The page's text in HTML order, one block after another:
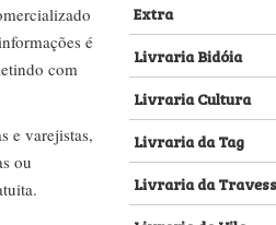
é
com
e varejistas,
ou
Extra
Livraria Bidóia
Livraria Cultura
Livraria da Tag
Livraria da